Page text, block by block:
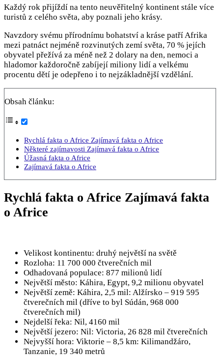
Každý rok přijíždí na tento neuvěřitelný kontinent stále více
turistů z celého světa, aby poznali jeho krásy.
Navzdory svému přírodnímu bohatství a kráse patří Afrika
mezi patnáct nejméně rozvinutých zemí světa, 70 % jejích
obyvatel přežívá za méně než 2 dolary na den, nemoci a
hladomor každoročně zabíjejí miliony lidí a velkému
procentu dětí je odepřeno i to nejzákladnější vzdělání.
Obsah článku:
Rychlá fakta o Africe Zajímavá fakta o Africe
Některé zajímavosti Zajímavá fakta o Africe
Úžasná fakta o Africe
Zajímavá fakta o Africe
Rychlá fakta o Africe Zajímavá fakta
o Africe
Velikost kontinentu: druhý největší na světě
Rozloha: 11 700 000 čtverečních mil
Odhadovaná populace: 877 milionů lidí
Největší město: Káhira, Egypt, 9,2 milionu obyvatel
Největší země: Káhira, 2,5 mil: Alžírsko – 919 595
čtverečních mil (dříve to byl Súdán, 968 000
čtverečních mil)
Nejdelší řeka: Nil, 4160 mil
Největší jezero: Nil: Victoria, 26 828 mil čtverečních
Nejvyšší hora: Viktorie – 8,5 km: Kilimandžáro,
Tanzanie, 19 340 metrů